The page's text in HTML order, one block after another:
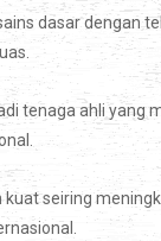
dasar dengan
tenaga ahli yang
kuat seiring